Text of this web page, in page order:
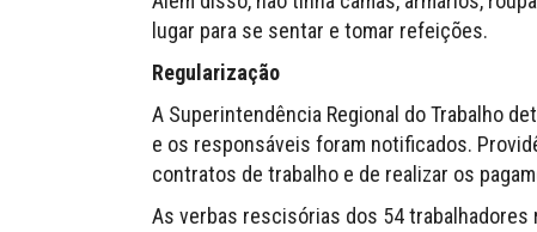
lugar para se sentar e tomar refeições.
Regularização
A Superintendência Regional do Trabalho
e os responsáveis foram notificados.
contratos de trabalho e de realizar os
As verbas rescisórias dos 54 trabalhadores